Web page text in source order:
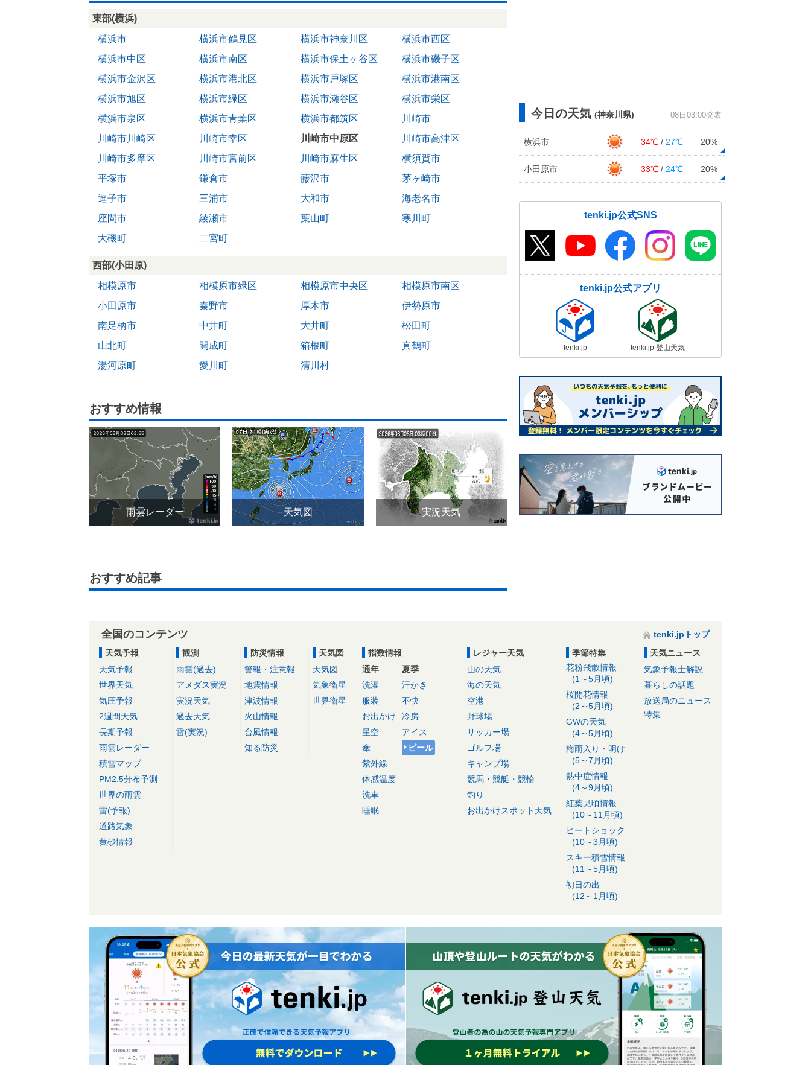
東部(横浜)
横浜市
横浜市鶴見区 横浜市神奈川区
横浜市西区
横浜市中区
横浜市南区 横浜市保土ヶ谷区
横浜市磯子区
横浜市金沢区
横浜市港北区 横浜市戸塚区
横浜市港南区
横浜市旭区
横浜市緑区 横浜市瀬谷区
横浜市栄区
横浜市泉区
横浜市青葉区 横浜市都筑区
川崎市
川崎市川崎区
川崎市幸区 川崎市中原区
川崎市高津区
川崎市多摩区
川崎市宮前区 川崎市麻生区
横須賀市
平塚市
鎌倉市 藤沢市
茅ヶ崎市
逗子市
三浦市 大和市
海老名市
座間市
綾瀬市 葉山町
寒川町
大磯町
二宮町
西部(小田原)
相模原市
相模原市緑区 相模原市中央区
相模原市南区
小田原市
秦野市 厚木市
伊勢原市
南足柄市
中井町 大井町
松田町
山北町
開成町 箱根町
真鶴町
湯河原町
愛川町 清川村
おすすめ情報
雨雲レーダー 天気図 実況天気
おすすめ記事
今日の天気 (神奈川県) 08日03:00発表
横浜市 34℃ / 27℃ 20%
小田原市 33℃ / 24℃ 20%
tenki.jp公式SNS
tenki.jp公式アプリ
tenki.jp tenki.jp 登山天気
全国のコンテンツ
tenki.jpトップ
天気予報
天気予報
世界天気
気圧予報
2週間天気
長期予報
雨雲レーダー
積雪マップ
PM2.5分布予測
世界の雨雲
雷(予報)
道路気象
黄砂情報
観測
雨雲(過去)
アメダス実況
実況天気
過去天気
雷(実況)
防災情報
警報・注意報
地震情報
津波情報
火山情報
台風情報
知る防災
天気図
天気図
気象衛星
世界衛星
指数情報
通年
洗濯
服装
お出かけ
星空
傘
紫外線
体感温度
洗車
睡眠
夏季
汗かき
不快
冷房
アイス
ビール
レジャー天気
山の天気
海の天気
空港
野球場
サッカー場
ゴルフ場
キャンプ場
競馬・競艇・競輪
釣り
お出かけスポット天気
季節特集
花粉飛散情報
(1～5月頃)
桜開花情報
(2～5月頃)
GWの天気
(4～5月頃)
梅雨入り・明け
(5～7月頃)
熱中症情報
(4～9月頃)
紅葉見頃情報
(10～11月頃)
ヒートショック
(10～3月頃)
スキー積雪情報
(11～5月頃)
初日の出
(12～1月頃)
天気ニュース
気象予報士解説
暮らしの話題
放送局のニュース
特集